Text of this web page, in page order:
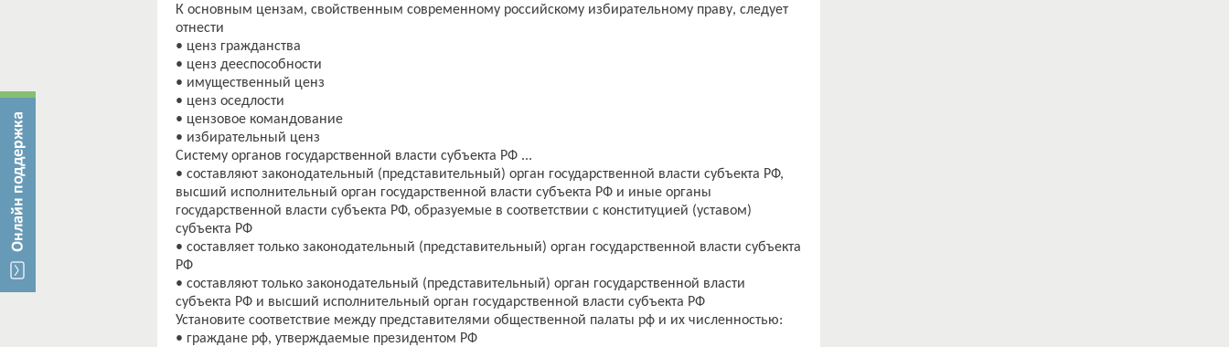
К основным цензам, свойственным современному российскому избирательному праву, следует
отнести
• ценз гражданства
• ценз дееспособности
• имущественный ценз
• ценз оседлости
• цензовое командование
• избирательный ценз
Систему органов государственной власти субъекта РФ ...
• составляют законодательный (представительный) орган государственной власти субъекта РФ,
высший исполнительный орган государственной власти субъекта РФ и иные органы
государственной власти субъекта РФ, образуемые в соответствии с конституцией (уставом)
субъекта РФ
• составляет только законодательный (представительный) орган государственной власти субъекта
РФ
• составляют только законодательный (представительный) орган государственной власти
субъекта РФ и высший исполнительный орган государственной власти субъекта РФ
Установите соответствие между представителями общественной палаты рф и их численностью:
• граждане рф, утверждаемые президентом РФ